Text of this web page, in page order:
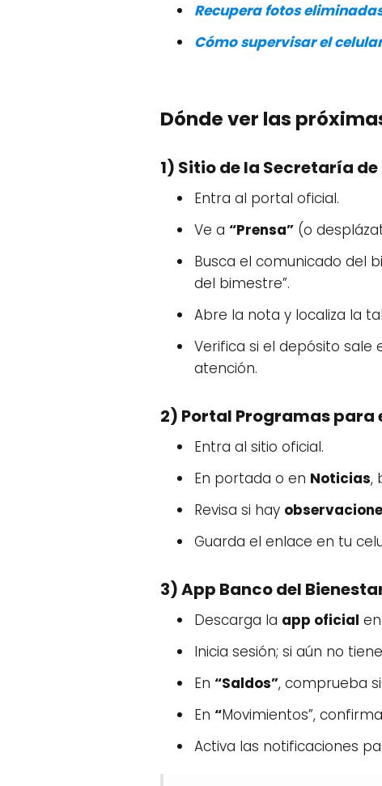
Recupera fotos
Cómo supervisar el
Dónde ver las
1) Sitio de la Secretaría
Entra al portal oficial.
Ve a “Prensa” (o
Busca el comunicado del
del bimestre”.
Abre la nota y localiza la
Verifica si el depósito sale
atención.
2) Portal Programas para
Entra al sitio oficial.
En portada o en Noticias,
Revisa si hay
Guarda el enlace en tu
3) App Banco del
Descarga la app oficial
Inicia sesión; si aún no
En “Saldos”, comprueba
En “Movimientos”,
Activa las notificaciones